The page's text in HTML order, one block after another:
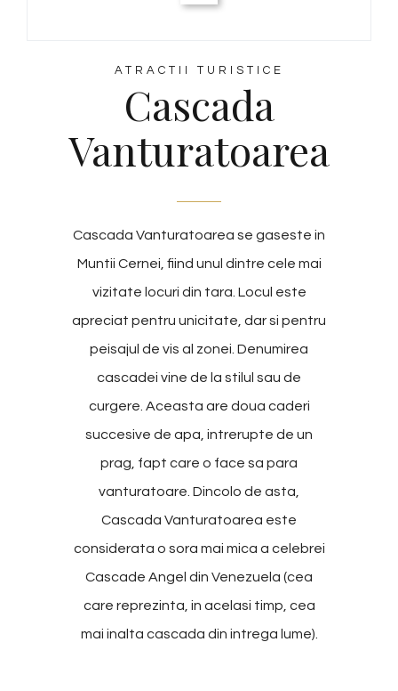
ATRACTII TURISTICE
Cascada
Vanturatoarea
Cascada Vanturatoarea se gaseste in
Muntii Cernei, fiind unul dintre cele mai
vizitate locuri din tara. Locul este
apreciat pentru unicitate, dar si pentru
peisajul de vis al zonei. Denumirea
cascadei vine de la stilul sau de
curgere. Aceasta are doua caderi
succesive de apa, intrerupte de un
prag, fapt care o face sa para
vanturatoare. Dincolo de asta,
Cascada Vanturatoarea este
considerata o sora mai mica a celebrei
Cascade Angel din Venezuela (cea
care reprezinta, in acelasi timp, cea
mai inalta cascada din intrega lume).